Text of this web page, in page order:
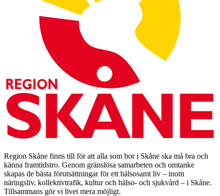
Region Skåne finns till för att alla som bor i Skåne ska må bra och
känna framtidstro. Genom gränslösa samarbeten och omtanke
skapas de bästa förutsättningar för ett hälsosamt liv – inom
näringsliv, kollektivtrafik, kultur och hälso- och sjukvård – i Skåne.
Tillsammans gör vi livet mera möjligt.